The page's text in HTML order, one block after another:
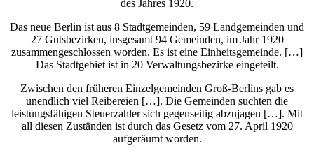
des Jahres 1920.
Das neue Berlin ist aus 8 Stadtgemeinden, 59 Landgemeinden und
27 Gutsbezirken, insgesamt 94 Gemeinden, im Jahr 1920
zusammengeschlossen worden. Es ist eine Einheitsgemeinde. […]
Das Stadtgebiet ist in 20 Verwaltungsbezirke eingeteilt.
Zwischen den früheren Einzelgemeinden Groß-Berlins gab es
unendlich viel Reibereien […]. Die Gemeinden suchten die
leistungsfähigen Steuerzahler sich gegenseitig abzujagen […]. Mit
all diesen Zuständen ist durch das Gesetz vom 27. April 1920
aufgeräumt worden.